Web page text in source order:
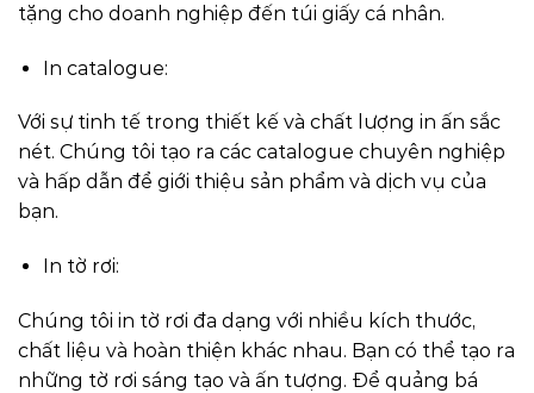
tặng cho doanh nghiệp đến túi giấy cá nhân.
In catalogue:
Với sự tinh tế trong thiết kế và chất lượng in ấn sắc
nét. Chúng tôi tạo ra các catalogue chuyên nghiệp
và hấp dẫn để giới thiệu sản phẩm và dịch vụ của
bạn.
In tờ rơi:
Chúng tôi in tờ rơi đa dạng với nhiều kích thước,
chất liệu và hoàn thiện khác nhau. Bạn có thể tạo ra
những tờ rơi sáng tạo và ấn tượng. Để quảng bá